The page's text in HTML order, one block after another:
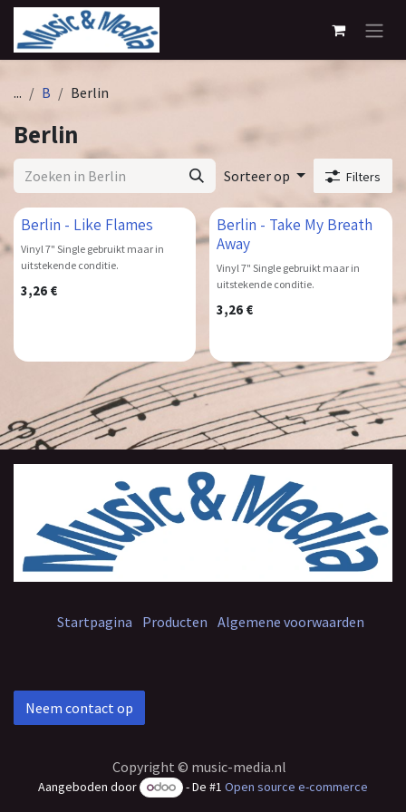
Overslaan naar inhoud
... B Berlin
Berlin
Sorteer op Filters
Berlin - Like Flames
Vinyl 7" Single gebruikt maar in
uitstekende conditie.
3,26 €
Berlin - Take My Breath
Away
Vinyl 7" Single gebruikt maar in
uitstekende conditie.
3,26 €
Startpagina Producten Algemene voorwaarden
Neem contact op
Copyright © music-media.nl
Aangeboden door - De #1Open source e-commerce